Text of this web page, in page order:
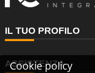
IL TUO PROFILO
ASSISTENZA
Cookie policy